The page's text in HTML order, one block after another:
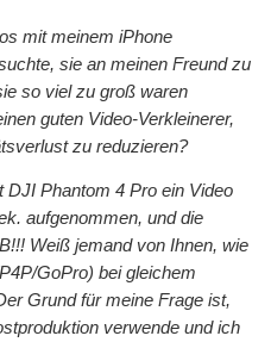
mit meinem iPhone
sie an meinen Freund zu
so viel zu groß waren
guten Video-Verkleinerer,
zu reduzieren?
Phantom 4 Pro ein Video
aufgenommen, und die
Weiß jemand von Ihnen, wie
GoPro) bei gleichem
Grund für meine Frage ist,
verwende und ich